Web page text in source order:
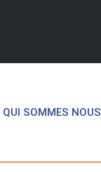
QUI SOMMES NOUS